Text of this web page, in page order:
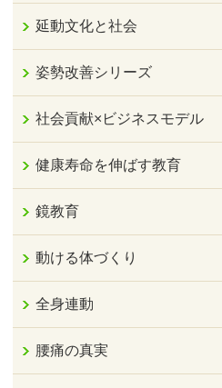
延動文化と社会
姿勢改善シリーズ
社会貢献×ビジネスモデル
健康寿命を伸ばす教育
鏡教育
動ける体づくり
全身連動
腰痛の真実